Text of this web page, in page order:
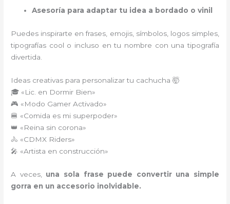
Asesoría para adaptar tu idea a bordado o vinil
Puedes inspirarte en frases, emojis, símbolos, logos simples,
tipografías cool o incluso en tu nombre con una tipografía
divertida.
Ideas creativas para personalizar tu cachucha 🤯
🎓 «Lic. en Dormir Bien»
🎮 «Modo Gamer Activado»
🍔 «Comida es mi superpoder»
👑 «Reina sin corona»
🚴 «CDMX Riders»
🎤 «Artista en construcción»
A veces, una sola frase puede convertir una simple
gorra en un accesorio inolvidable.